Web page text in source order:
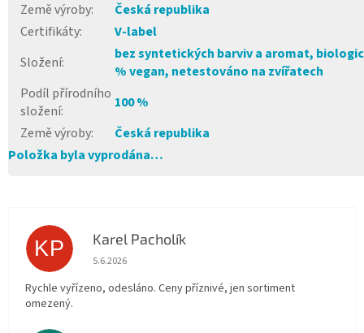
Země výroby:
Česká republika
Certifikáty:
V-label
Složení:
bez syntetických barviv a aromat,
% vegan, netestováno na zvířatech
Podíl přírodního
složení:
100 %
Země výroby:
Česká republika
Položka byla vyprodána…
KP Karel Pacholík
Hodnocení obchodu je 4 z 5 hvězdiček.
5.6.2026
Rychle vyřízeno, odesláno. Ceny příznivé, jen sortiment
omezený.